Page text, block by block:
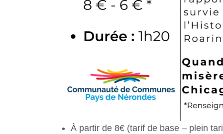
À partir de 8€ (tarif de base – plein